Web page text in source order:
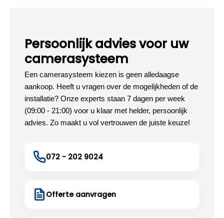
Persoonlijk advies voor uw
camerasysteem
Een camerasysteem kiezen is geen alledaagse
aankoop. Heeft u vragen over de mogelijkheden of de
installatie? Onze experts staan 7 dagen per week
(09:00 - 21:00) voor u klaar met helder, persoonlijk
advies. Zo maakt u vol vertrouwen de juiste keuze!
072 - 202 9024
Offerte aanvragen